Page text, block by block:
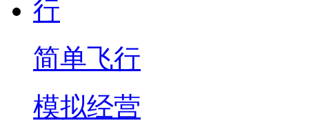
简单飞行
模拟经营